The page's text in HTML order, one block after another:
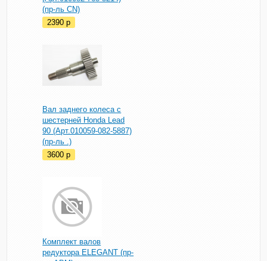
(пр-ль CN)
2390p
Вал заднего колеса с
шестерней Honda Lead
90 (Арт.010059-082-5887)
(пр-ль .)
3600p
Комплект валов
редуктора ELEGANT (пр-